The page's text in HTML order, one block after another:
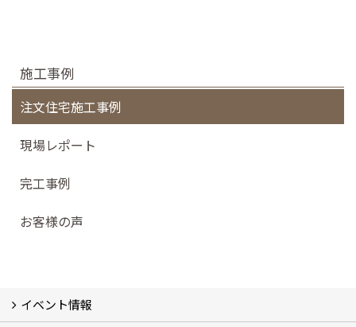
施工事例
注文住宅施工事例
現場レポート
完工事例
お客様の声
イベント情報